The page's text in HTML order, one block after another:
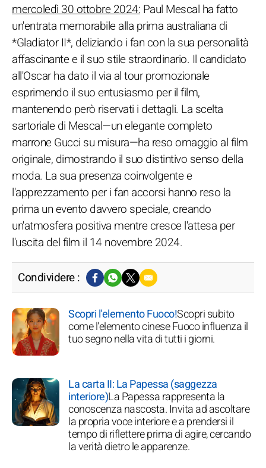
mercoledì 30 ottobre 2024: Paul Mescal ha fatto
un'entrata memorabile alla prima australiana di
*Gladiator II*, deliziando i fan con la sua personalità
affascinante e il suo stile straordinario. Il candidato
all'Oscar ha dato il via al tour promozionale
esprimendo il suo entusiasmo per il film,
mantenendo però riservati i dettagli. La scelta
sartoriale di Mescal—un elegante completo
marrone Gucci su misura—ha reso omaggio al film
originale, dimostrando il suo distintivo senso della
moda. La sua presenza coinvolgente e
l'apprezzamento per i fan accorsi hanno reso la
prima un evento davvero speciale, creando
un'atmosfera positiva mentre cresce l'attesa per
l'uscita del film il 14 novembre 2024.
Condividere :
Scopri l'elemento Fuoco!Scopri subito
come l'elemento cinese Fuoco influenza il
tuo segno nella vita di tutti i giorni.
La carta II: La Papessa (saggezza
interiore)La Papessa rappresenta la
conoscenza nascosta. Invita ad ascoltare
la propria voce interiore e a prendersi il
tempo di riflettere prima di agire, cercando
la verità dietro le apparenze.